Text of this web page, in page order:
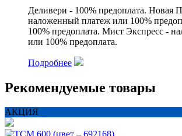
Деливери - 100% предоплата. Новая
наложенный платеж или 100%
100% предоплата. Мист Экспресс -
или 100% предоплата.
Подробнее
Рекомендуемые товары
АКЦИЯ